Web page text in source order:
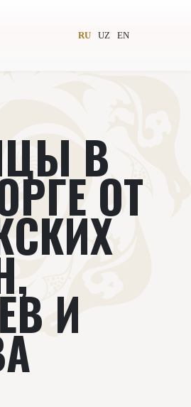
RU UZ EN
Всемирное общество
Подкасты
Видеолекторий
В
ОТ
И